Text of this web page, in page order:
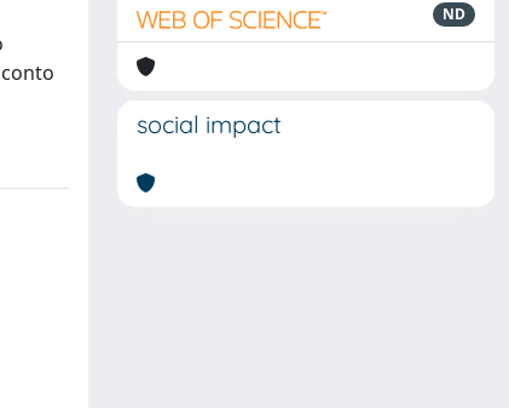
ND
social impact